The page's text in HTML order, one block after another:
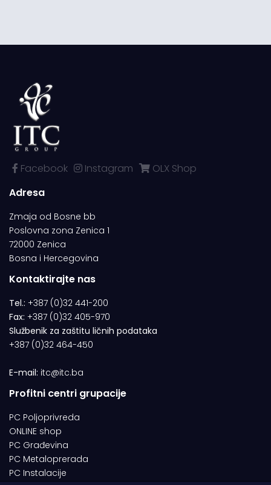
Facebook Instagram
OLX Shop
Adresa
Zmaja od Bosne bb
Poslovna zona Zenica 1
72000 Zenica
Bosna i Hercegovina
Kontaktirajte nas
Tel.: +387 (0)32 441-200
Fax: +387 (0)32 405-970
Službenik za zaštitu ličnih podataka
+387 (0)32 464-450
E-mail: itc@itc.ba
Profitni centri grupacije
PC Poljoprivreda
ONLINE shop
PC Građevina
PC Metaloprerada
PC Instalacije